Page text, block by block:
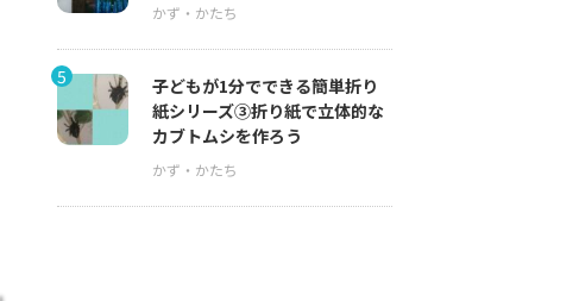
5
子どもが1分でできる簡単折り
紙シリーズ③折り紙で立体的な
カブトムシを作ろう